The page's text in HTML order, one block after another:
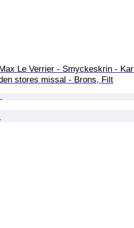
Max Le Verrier - Smyckeskrin - Karl
stores missal - Brons, Filt